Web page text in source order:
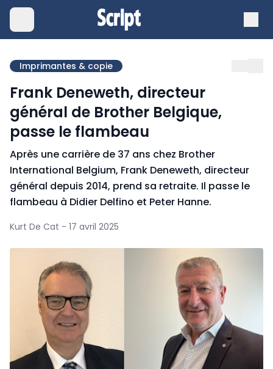
Imprimantes & copie
Frank Deneweth, directeur
général de Brother Belgique,
passe le flambeau
Après une carrière de 37 ans chez Brother
International Belgium, Frank Deneweth, directeur
général depuis 2014, prend sa retraite. Il passe le
flambeau à Didier Delfino et Peter Hanne.
Kurt De Cat - 17 avril 2025